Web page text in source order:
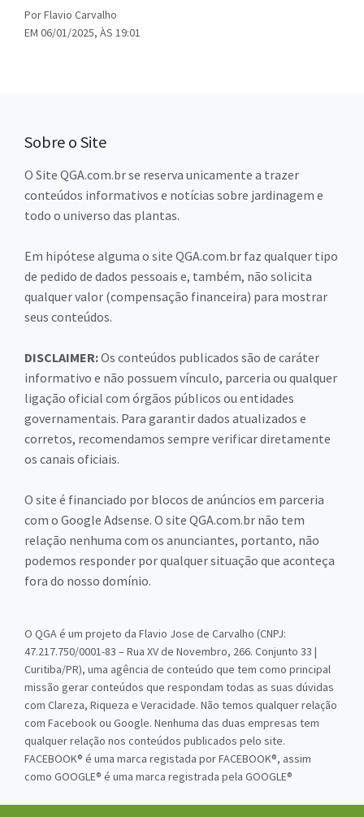
Por Flavio Carvalho
EM 06/01/2025, ÀS 19:01
Sobre o Site
O Site QGA.com.br se reserva unicamente a trazer
conteúdos informativos e notícias sobre jardinagem e
todo o universo das plantas.
Em hipótese alguma o site QGA.com.br faz qualquer tipo
de pedido de dados pessoais e, também, não solicita
qualquer valor (compensação financeira) para mostrar
seus conteúdos.
DISCLAIMER:Os conteúdos publicados são de caráter
informativo e não possuem vínculo, parceria ou qualquer
ligação oficial com órgãos públicos ou entidades
governamentais. Para garantir dados atualizados e
corretos, recomendamos sempre verificar diretamente
os canais oficiais.
O site é financiado por blocos de anúncios em parceria
com o Google Adsense. O site QGA.com.br não tem
relação nenhuma com os anunciantes, portanto, não
podemos responder por qualquer situação que aconteça
fora do nosso domínio.
O QGA é um projeto da Flavio Jose de Carvalho (CNPJ:
47.217.750/0001-83 – Rua XV de Novembro, 266. Conjunto 33 |
Curitiba/PR), uma agência de conteúdo que tem como principal
missão gerar conteúdos que respondam todas as suas dúvidas
com Clareza, Riqueza e Veracidade. Não temos qualquer relação
com Facebook ou Google. Nenhuma das duas empresas tem
qualquer relação nos conteúdos publicados pelo site.
FACEBOOK® é uma marca registada por FACEBOOK®, assim
como GOOGLE® é uma marca registrada pela GOOGLE®